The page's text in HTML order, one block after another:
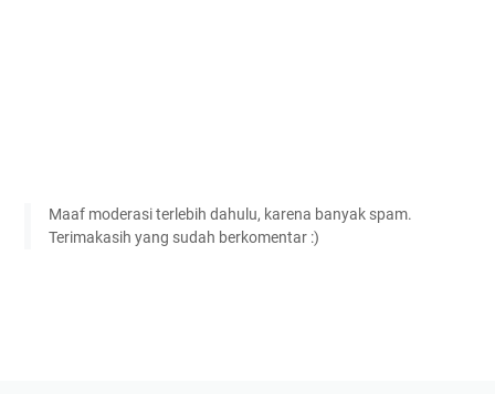
Maaf moderasi terlebih dahulu, karena banyak spam.
Terimakasih yang sudah berkomentar :)